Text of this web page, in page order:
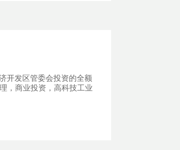
开发区管委会投资的全额
，商业投资，高科技工业